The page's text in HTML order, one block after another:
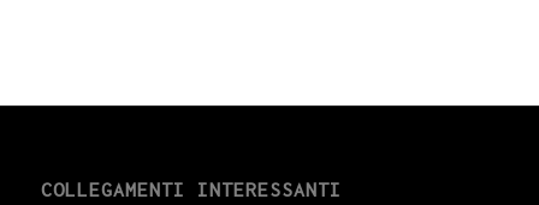
COLLEGAMENTI INTERESSANTI